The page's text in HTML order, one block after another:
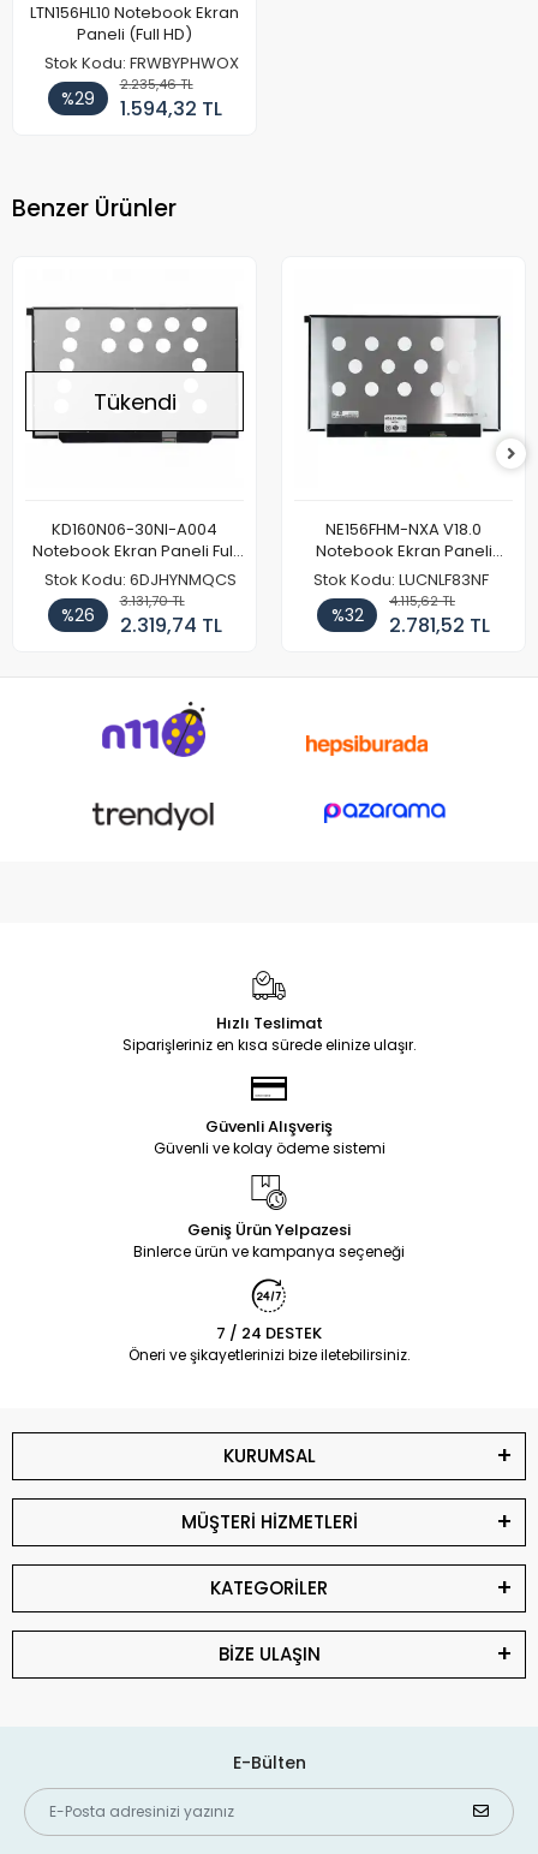
LTN156HL10 Notebook Ekran
Paneli (Full HD)
Stok Kodu: FRWBYPHWOX
%29
2.235,46 TL
1.594,32 TL
Benzer Ürünler
Tükendi
KD160N06-30NI-A004
Notebook Ekran Paneli Full
HD
Stok Kodu: 6DJHYNMQCS
%26
3.131,70 TL
2.319,74 TL
NE156FHM-NXA V18.0
Notebook Ekran Paneli
144Hz
Stok Kodu: LUCNLF83NF
%32
4.115,62 TL
2.781,52 TL
Hızlı Teslimat
Siparişleriniz en kısa sürede elinize ulaşır.
Güvenli Alışveriş
Güvenli ve kolay ödeme sistemi
Geniş Ürün Yelpazesi
Binlerce ürün ve kampanya seçeneği
7 / 24 DESTEK
Öneri ve şikayetlerinizi bize iletebilirsiniz.
KURUMSAL
MÜŞTERİ HİZMETLERİ
KATEGORİLER
BİZE ULAŞIN
E-Bülten